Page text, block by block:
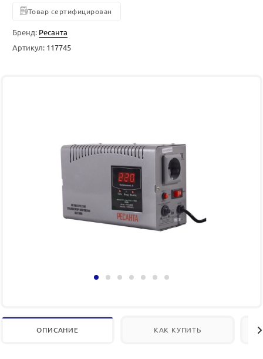
Товар сертифицирован
Бренд: Ресанта
Артикул: 117745
ОПИСАНИЕ КАК КУПИТЬ